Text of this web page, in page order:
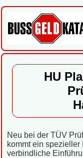
HU
Neu bei der TÜV
kommt ein
verbindliche